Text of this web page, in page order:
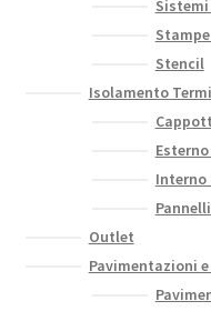
Stencil
Isolamento
Interno
Outlet
Pavimentazioni e